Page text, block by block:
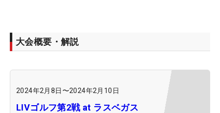
大会概要・解説
2024年2月8日 〜2024年2月10日
LIVゴルフ第2戦 at ラスベガス